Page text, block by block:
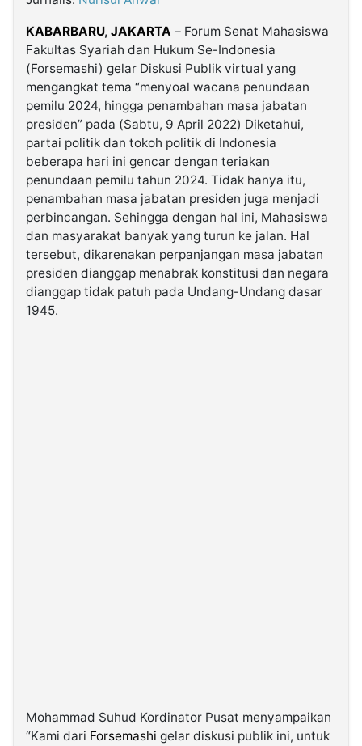
Kabarbaru.co
2026
Kabarbaru
Media
Holding
KABARBARU, JAKARTA – Forum Senat Mahasiswa
Fakultas Syariah dan Hukum Se-Indonesia
(Forsemashi) gelar Diskusi Publik virtual yang
mengangkat tema “menyoal wacana penundaan
pemilu 2024, hingga penambahan masa jabatan
presiden” pada (Sabtu, 9 April 2022) Diketahui,
partai politik dan tokoh politik di Indonesia
beberapa hari ini gencar dengan teriakan
penundaan pemilu tahun 2024. Tidak hanya itu,
penambahan masa jabatan presiden juga menjadi
perbincangan. Sehingga dengan hal ini, Mahasiswa
dan masyarakat banyak yang turun ke jalan. Hal
tersebut, dikarenakan perpanjangan masa jabatan
presiden dianggap menabrak konstitusi dan negara
dianggap tidak patuh pada Undang-Undang dasar
1945.
Mohammad Suhud Kordinator Pusat menyampaikan
“Kami dari Forsemashi gelar diskusi publik ini, untuk